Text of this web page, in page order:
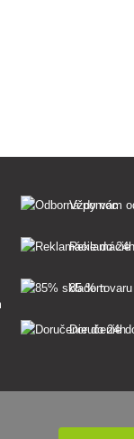
Vždy vám
85 %
Doručenie